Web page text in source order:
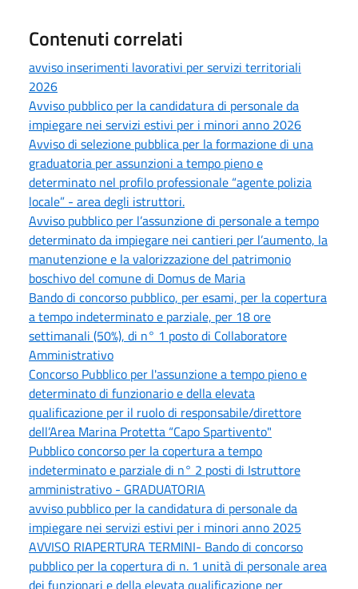
Contenuti correlati
avviso inserimenti lavorativi per servizi territoriali
2026
Avviso pubblico per la candidatura di personale da
impiegare nei servizi estivi per i minori anno 2026
Avviso di selezione pubblica per la formazione di una
graduatoria per assunzioni a tempo pieno e
determinato nel profilo professionale “agente polizia
locale” - area degli istruttori.
Avviso pubblico per l’assunzione di personale a tempo
determinato da impiegare nei cantieri per l’aumento, la
manutenzione e la valorizzazione del patrimonio
boschivo del comune di Domus de Maria
Bando di concorso pubblico, per esami, per la copertura
a tempo indeterminato e parziale, per 18 ore
settimanali (50%), di n° 1 posto di Collaboratore
Amministrativo
Concorso Pubblico per l'assunzione a tempo pieno e
determinato di funzionario e della elevata
qualificazione per il ruolo di responsabile/direttore
dell’Area Marina Protetta “Capo Spartivento"
Pubblico concorso per la copertura a tempo
indeterminato e parziale di n° 2 posti di Istruttore
amministrativo - GRADUATORIA
avviso pubblico per la candidatura di personale da
impiegare nei servizi estivi per i minori anno 2025
AVVISO RIAPERTURA TERMINI- Bando di concorso
pubblico per la copertura di n. 1 unità di personale area